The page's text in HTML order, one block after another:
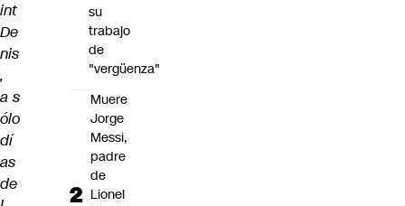
int
De
nis
,
a s
ólo
dí
as
de
su
trabajo
de
"vergüenza"
Muere
Jorge
Messi,
padre
de
Lionel